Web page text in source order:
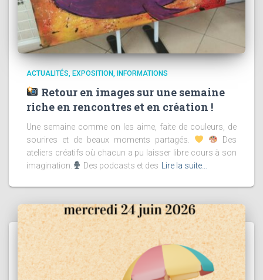
ACTUALITÉS EXPOSITION INFORMATIONS
Retour en images sur une semaine
riche en rencontres et en création !
Une semaine comme on les aime, faite de couleurs, de
sourires et de beaux moments partagés.
Des
ateliers créatifs où chacun a pu laisser libre cours à son
imagination.
Des podcasts et des Lire la suite…